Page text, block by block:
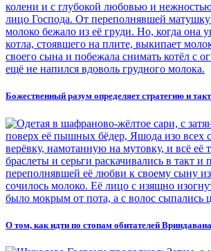
Божественный разум определяет стратегию и
О том, как идти по стопам обитателей Вриндавана